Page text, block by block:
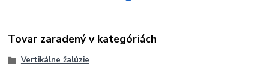
Tovar zaradený v kategóriách
Vertikálne žalúzie